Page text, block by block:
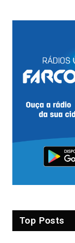
Top Posts